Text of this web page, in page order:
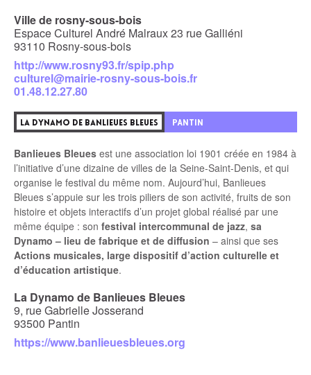
Ville de rosny-sous-bois
Espace Culturel André Malraux 23 rue Galliéni
93110 Rosny-sous-bois
http://www.rosny93.fr/spip.php
culturel@mairie-rosny-sous-bois.fr
01.48.12.27.80
LA DYNAMO DE BANLIEUES BLEUES PANTIN
Banlieues Bleues est une association loi 1901 créée en 1984 à
l’initiative d’une dizaine de villes de la Seine-Saint-Denis, et qui
organise le festival du même nom. Aujourd’hui, Banlieues
Bleues s’appuie sur les trois piliers de son activité, fruits de son
histoire et objets interactifs d’un projet global réalisé par une
même équipe : son festival intercommunal de jazz, sa
Dynamo – lieu de fabrique et de diffusion – ainsi que ses
Actions musicales, large dispositif d’action culturelle et
d’éducation artistique.
La Dynamo de Banlieues Bleues
9, rue Gabrielle Josserand
93500 Pantin
https://www.banlieuesbleues.org